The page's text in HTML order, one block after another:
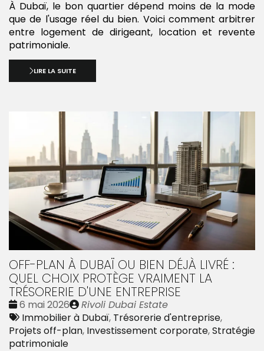
À Dubaï, le bon quartier dépend moins de la mode
que de l'usage réel du bien. Voici comment arbitrer
entre logement de dirigeant, location et revente
patrimoniale.
LIRE LA SUITE
OFF-PLAN À DUBAÏ OU BIEN DÉJÀ LIVRÉ :
QUEL CHOIX PROTÈGE VRAIMENT LA
TRÉSORERIE D'UNE ENTREPRISE
Date
:
6 mai 2026
Publié
par
Rivoli Dubai Estate
Tags
:
Immobilier à Dubaï, Trésorerie d'entreprise,
Projets off-plan, Investissement corporate,Stratégie
patrimoniale